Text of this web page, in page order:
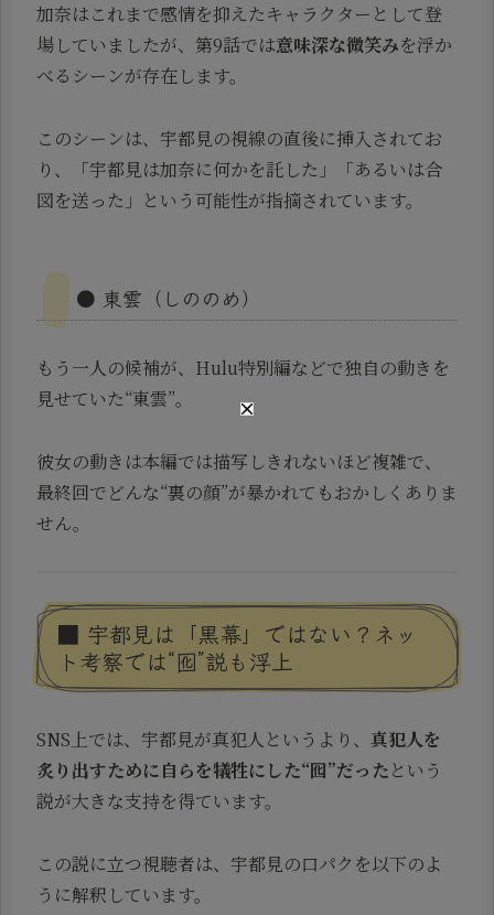
加奈はこれまで感情を抑えたキャラクターとして登
場していましたが、第9話では意味深な微笑みを浮か
べるシーンが存在します。
このシーンは、宇都見の視線の直後に挿入されてお
り、「宇都見は加奈に何かを託した」「あるいは合
図を送った」という可能性が指摘されています。
● 東雲（しののめ）
もう一人の候補が、Hulu特別編などで独自の動きを
見せていた“東雲”。
彼女の動きは本編では描写しきれないほど複雑で、
最終回でどんな“裏の顔”が暴かれてもおかしくありま
せん。
■ 宇都見は「黒幕」ではない？ネッ
ト考察では“囮”説も浮上
SNS上では、宇都見が真犯人というより、 真犯人を
炙り出すために自らを犠牲にした“囮”だったという
説が大きな支持を得ています。
この説に立つ視聴者は、宇都見の口パクを以下のよ
うに解釈しています。